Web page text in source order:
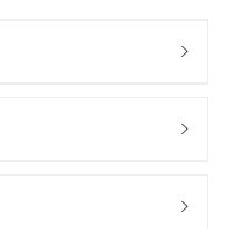


